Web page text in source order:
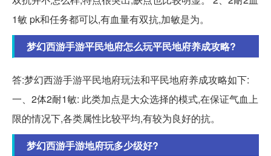
1敏 pk和任务都可以,有血量有双抗,加敏是为。
梦幻西游手游平民地府怎么玩平民地府养成攻略?
答:梦幻西游手游平民地府玩法和平民地府养成攻略如下:
一、2体2耐1敏: 此类加点是大众选择的模式,在保证气血上
限的情况下,各类属性比较平均,有较为良好的抗。
梦幻西游手游地府玩多少级好?